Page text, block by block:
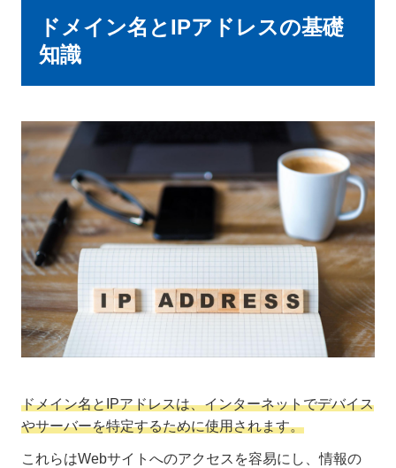
ドメイン名とIPアドレスの基礎
知識
ドメイン名とIPアドレスは、インターネットでデバイス
やサーバーを特定するために使用されます。
これらはWebサイトへのアクセスを容易にし、情報の